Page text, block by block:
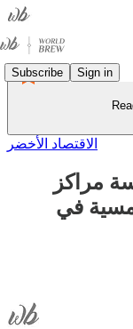
Subscribe Sign in
الاقتصاد الأخضر
مراكز
في